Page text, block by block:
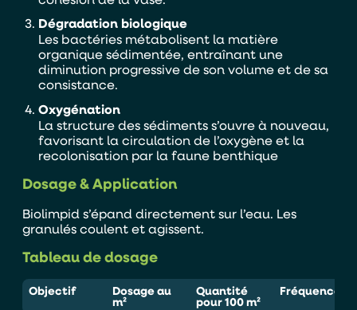
informations saisies soient exploitées par TASO
dans le cadre de ma demande de devis.
ENVOYER
Dégradation biologique
Les bactéries métabolisent la matière
organique sédimentée, entraînant une
diminution progressive de son volume et de sa
consistance.
Oxygénation
La structure des sédiments s’ouvre à nouveau,
favorisant la circulation de l’oxygène et la
recolonisation par la faune benthique
Dosage & Application
Biolimpid s’épand directement sur l’eau. Les
granulés coulent et agissent.
Tableau de dosage
Objectif Dosage au
m²
Quantité
pour 100 m²
Fréquence